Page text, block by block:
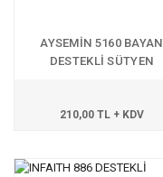
AYSEMİN 5160 BAYAN
DESTEKLİ SÜTYEN
210,00 TL + KDV